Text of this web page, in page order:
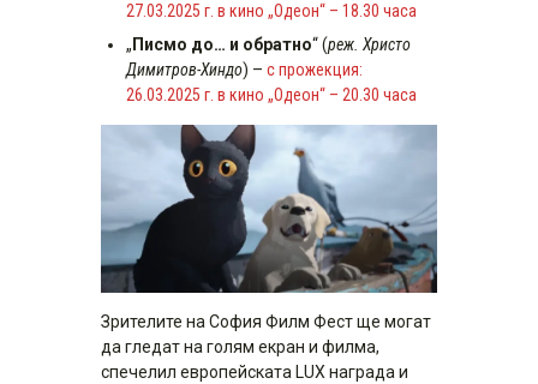
27.03.2025 г. в кино „Одеон“ – 18.30 часа
„ Писмо до… и обратно“ (реж. Христо
Димитров-Хиндо) – с прожекция:
26.03.2025 г. в кино „Одеон“ – 20.30 часа
Зрителите на София Филм Фест ще могат
да гледат на голям екран и филма,
спечелил европейската LUX награда и